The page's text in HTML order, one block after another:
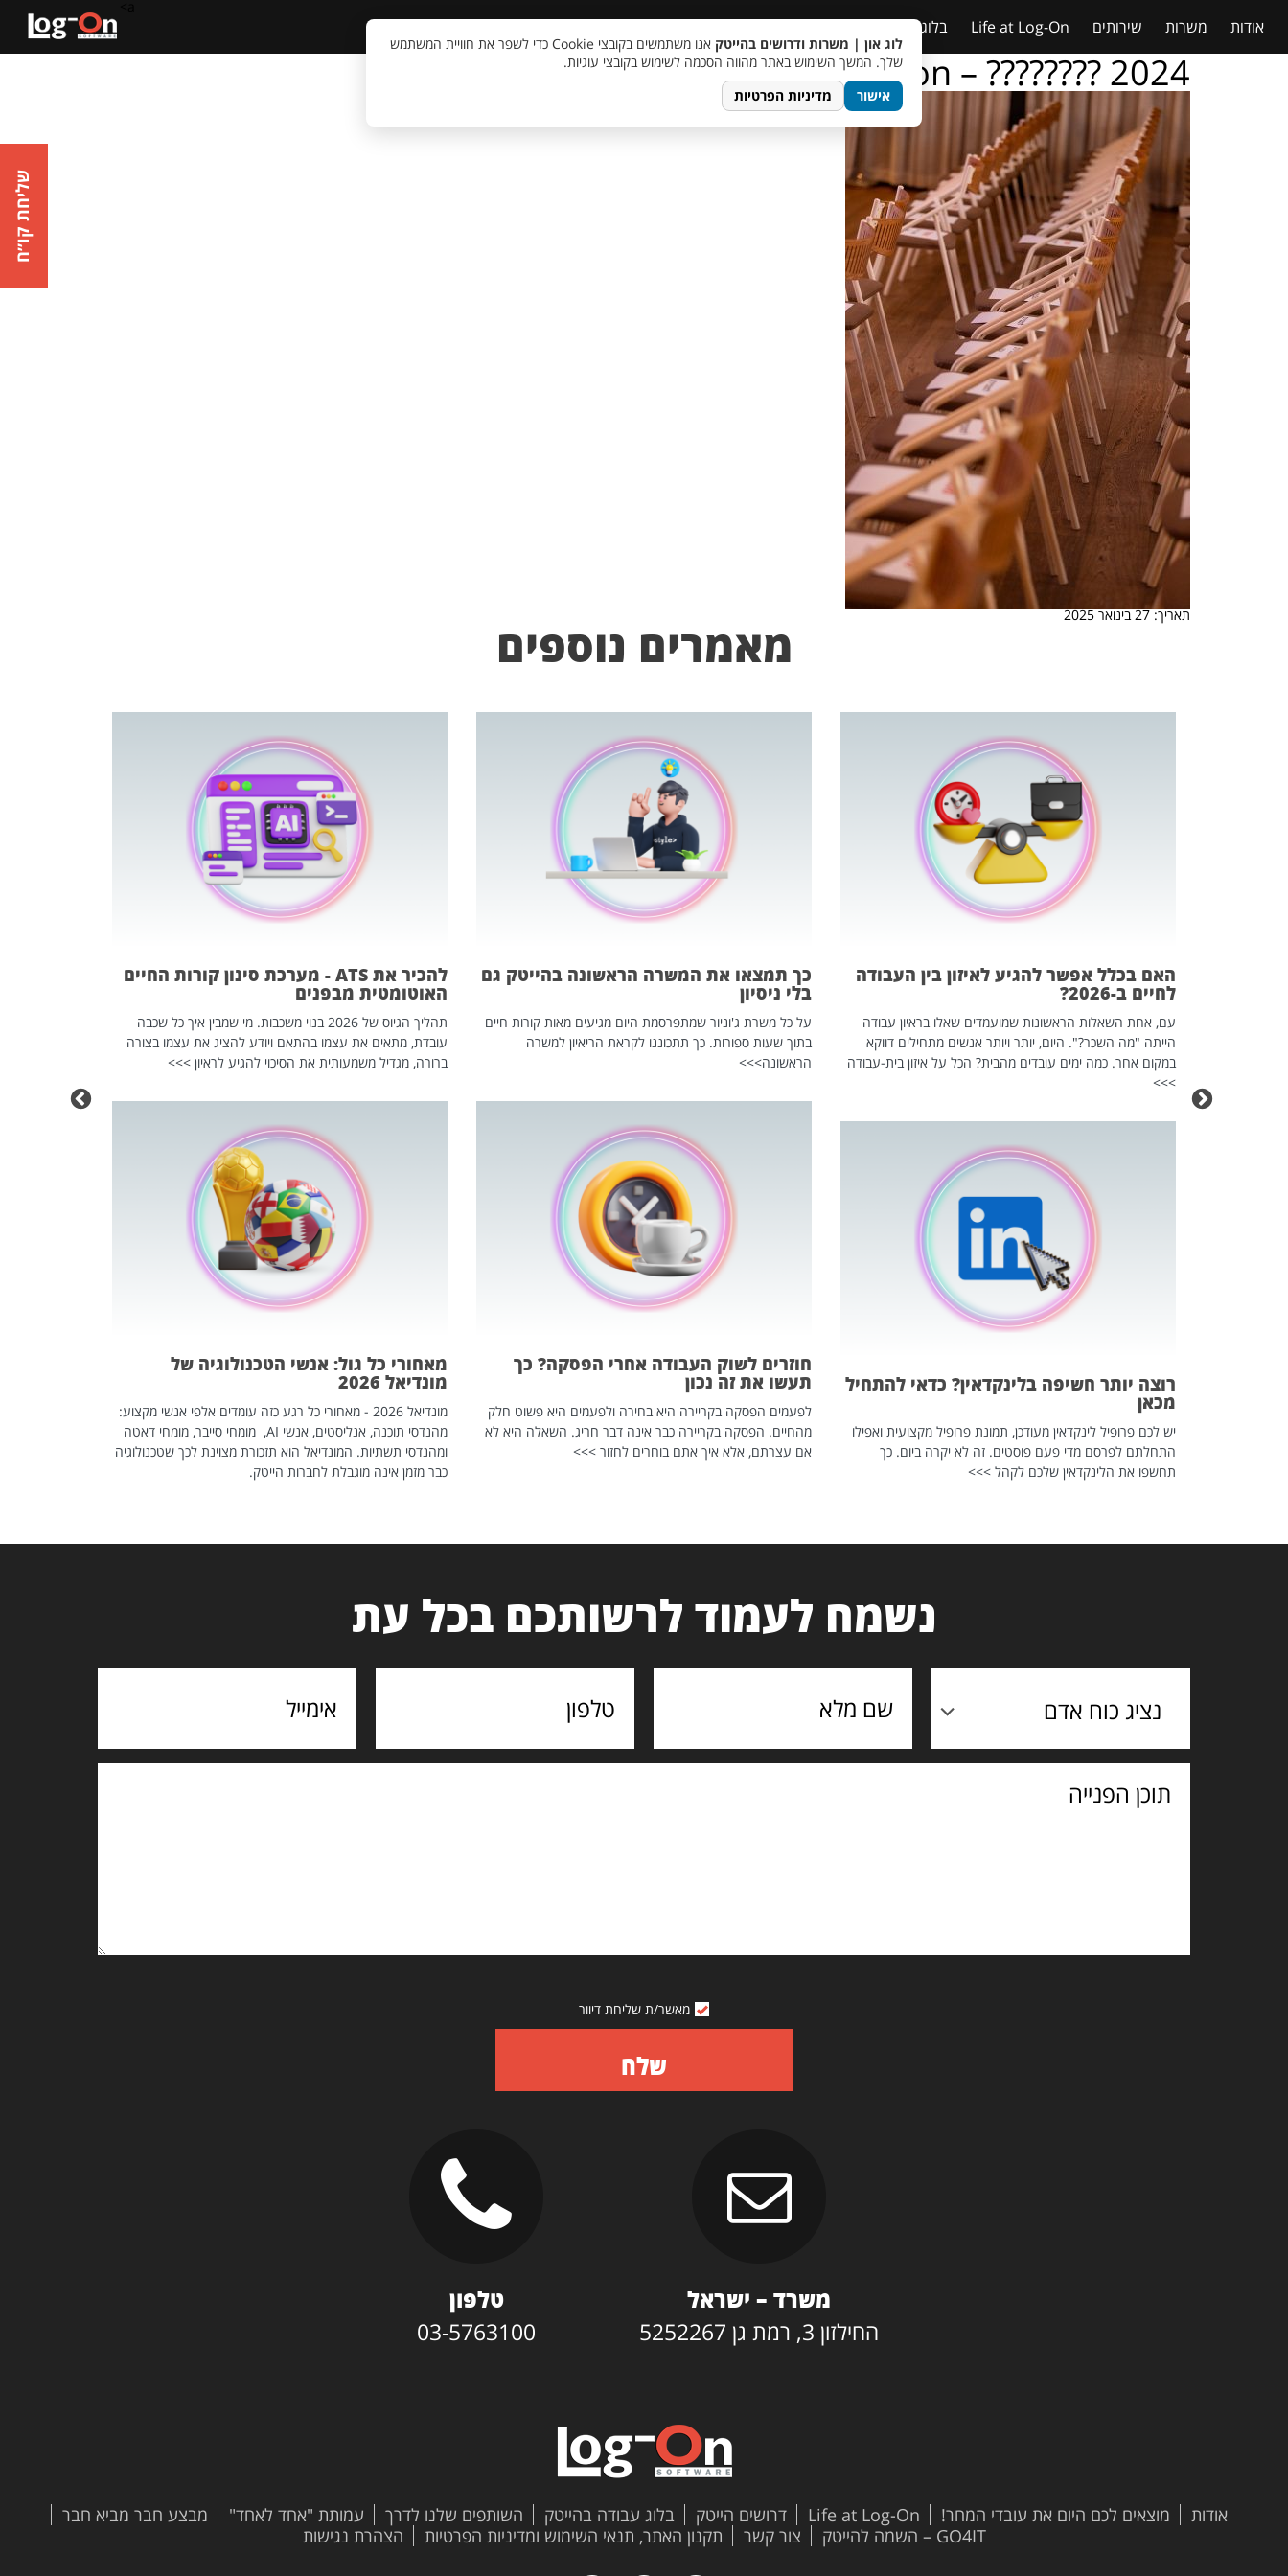
אודות משרות שירותים Life at Log-On בלוג
log – on – ???????? 2024
תאריך: 27 בינואר 2025
מאמרים נוספים
האם בכלל אפשר להגיע לאיזון בין העבודה
לחיים ב-2026?
עם, אחת השאלות הראשונות שמועמדים שאלו בראיון עבודה
הייתה "מה השכר?". היום, יותר ויותר אנשים מתחילים דווקא
במקום אחר. כמה ימים עובדים מהבית? הכל על איזון בית-עבודה
>>>
רוצה יותר חשיפה בלינקדאין? כדאי להתחיל
מכאן
יש לכם פרופיל לינקדאין מעודכן, תמונת פרופיל מקצועית ואפילו
התחלתם לפרסם מדי פעם פוסטים. זה לא יקרה ביום. כך
תחשפו את הלינקדאין שלכם לקהל >>>
כך תמצאו את המשרה הראשונה בהייטק גם
בלי ניסיון
על כל משרת ג'וניור שמתפרסמת היום מגיעים מאות קורות חיים
בתוך שעות ספורות. כך תתכוננו לקראת הריאיון למשרה
הראשונה>>>
חוזרים לשוק העבודה אחרי הפסקה? כך
תעשו את זה נכון
לפעמים הפסקה בקריירה היא בחירה ולפעמים היא פשוט חלק
מהחיים. הפסקה בקריירה כבר אינה דבר חריג. השאלה היא לא
אם עצרתם, אלא איך אתם בוחרים לחזור >>>
להכיר את ATS - מערכת סינון קורות החיים
האוטומטית מבפנים
תהליך הגיוס של 2026 בנוי משכבות. מי שמבין איך כל שכבה
עובדת, מתאים את עצמו בהתאם ויודע להציג את עצמו בצורה
ברורה, מגדיל משמעותית את הסיכוי להגיע לראיון >>>
מאחורי כל גול: אנשי הטכנולוגיה של
מונדיאל 2026
מונדיאל 2026 - מאחורי כל רגע כזה עומדים אלפי אנשי מקצוע:
מהנדסי תוכנה, אנליסטים, אנשי AI, מומחי סייבר, מומחי דאטה
ומהנדסי תשתיות. המונדיאל הוא תזכורת מצוינת לכך שטכנולוגיה
כבר מזמן אינה מוגבלת לחברות הייטק.
נשמח לעמוד לרשותכם בכל עת
נציג כוח אדם
תוכן
מאשר/ת שליחת דיוור
שלח
משרד – ישראל
החילזון 3, רמת גן 5252267
טלפון
03-5763100
אודות מוצאים לכם היום את עובדי המחר! Life at Log-On דרושים הייטק בלוג עבודה בהייטק השותפים שלנו לדרך עמותת "אחד לאחד"
מבצע חבר מביא חבר
GO4IT – השמה להייטק
צור קשר תקנון האתר, תנאי השימוש ומדיניות הפרטיות הצהרת נגישות
לוג און | משרות ודרושים בהייטק
אנו משתמשים בקובצי Cookie כדי לשפר את חוויית המשתמש
שלך. המשך השימוש באתר מהווה הסכמה לשימוש בקובצי עוגיות.
אישור
מדיניות הפרטיות
שליחת קו״ח